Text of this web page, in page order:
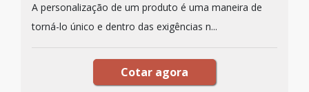
A personalização de um produto é uma maneira de
torná-lo único e dentro das exigências n...
Cotar agora